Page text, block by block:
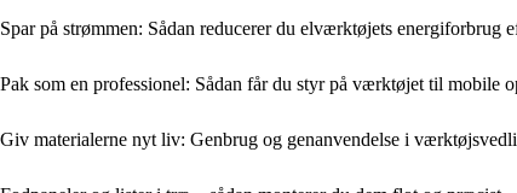
Spar på strømmen: Sådan reducerer du elværktøjets energiforbrug
Pak som en professionel: Sådan får du styr på værktøjet til mobile
Giv materialerne nyt liv: Genbrug og genanvendelse i